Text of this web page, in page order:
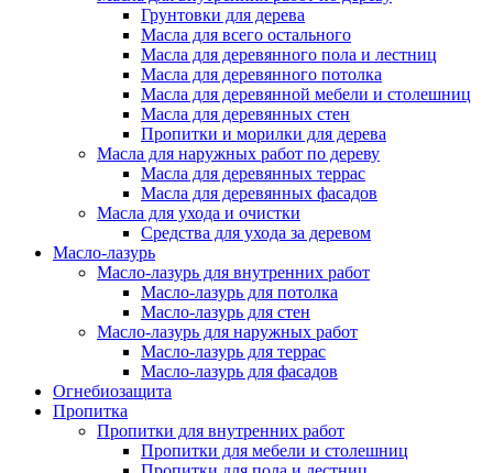
Грунтовки для дерева
Масла для всего остального
Масла для деревянного пола и лестниц
Масла для деревянного потолка
Масла для деревянной мебели и столешниц
Масла для деревянных стен
Пропитки и морилки для дерева
Масла для наружных работ по дереву
Масла для деревянных террас
Масла для деревянных фасадов
Масла для ухода и очистки
Средства для ухода за деревом
Масло-лазурь
Масло-лазурь для внутренних работ
Масло-лазурь для потолка
Масло-лазурь для стен
Масло-лазурь для наружных работ
Масло-лазурь для террас
Масло-лазурь для фасадов
Огнебиозащита
Пропитка
Пропитки для внутренних работ
Пропитки для мебели и столешниц